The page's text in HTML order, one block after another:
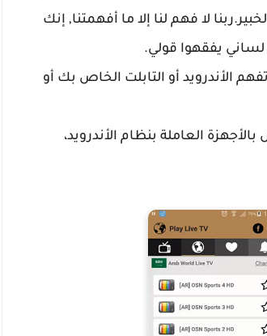
لا فهم لنا إلا ما أفهمتنا, إنك
يفقهوا قولي.
الأندرويد أو التابلت الخاص بك أو
العاملة بنظام الأندرويد،